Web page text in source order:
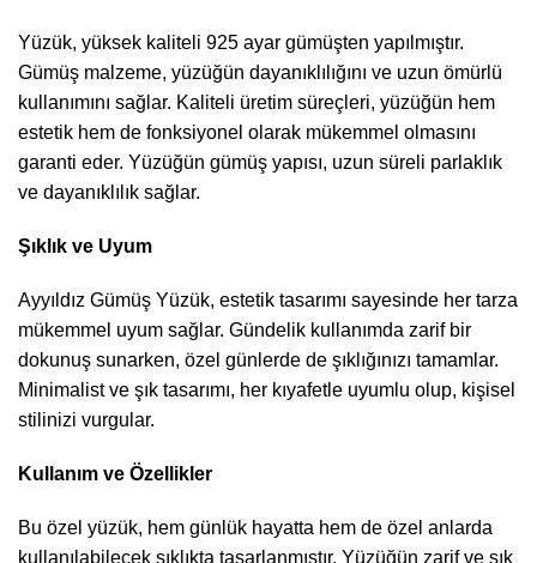
Yüzük, yüksek kaliteli 925 ayar gümüşten yapılmıştır.
Gümüş malzeme, yüzüğün dayanıklılığını ve uzun ömürlü
kullanımını sağlar. Kaliteli üretim süreçleri, yüzüğün hem
estetik hem de fonksiyonel olarak mükemmel olmasını
garanti eder. Yüzüğün gümüş yapısı, uzun süreli parlaklık
ve dayanıklılık sağlar.
Şıklık ve Uyum
Ayyıldız Gümüş Yüzük, estetik tasarımı sayesinde her tarza
mükemmel uyum sağlar. Gündelik kullanımda zarif bir
dokunuş sunarken, özel günlerde de şıklığınızı tamamlar.
Minimalist ve şık tasarımı, her kıyafetle uyumlu olup, kişisel
stilinizi vurgular.
Kullanım ve Özellikler
Bu özel yüzük, hem günlük hayatta hem de özel anlarda
kullanılabilecek şıklıkta tasarlanmıştır. Yüzüğün zarif ve şık